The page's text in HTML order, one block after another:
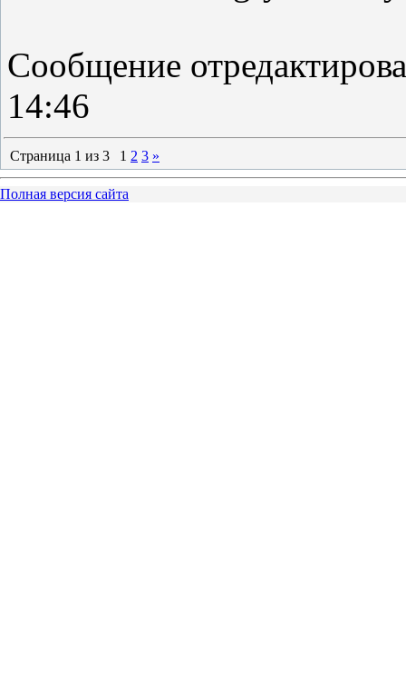
Сообщение
14:46
Страница 1 из 3 1 2 3 »
Полная версия сайта